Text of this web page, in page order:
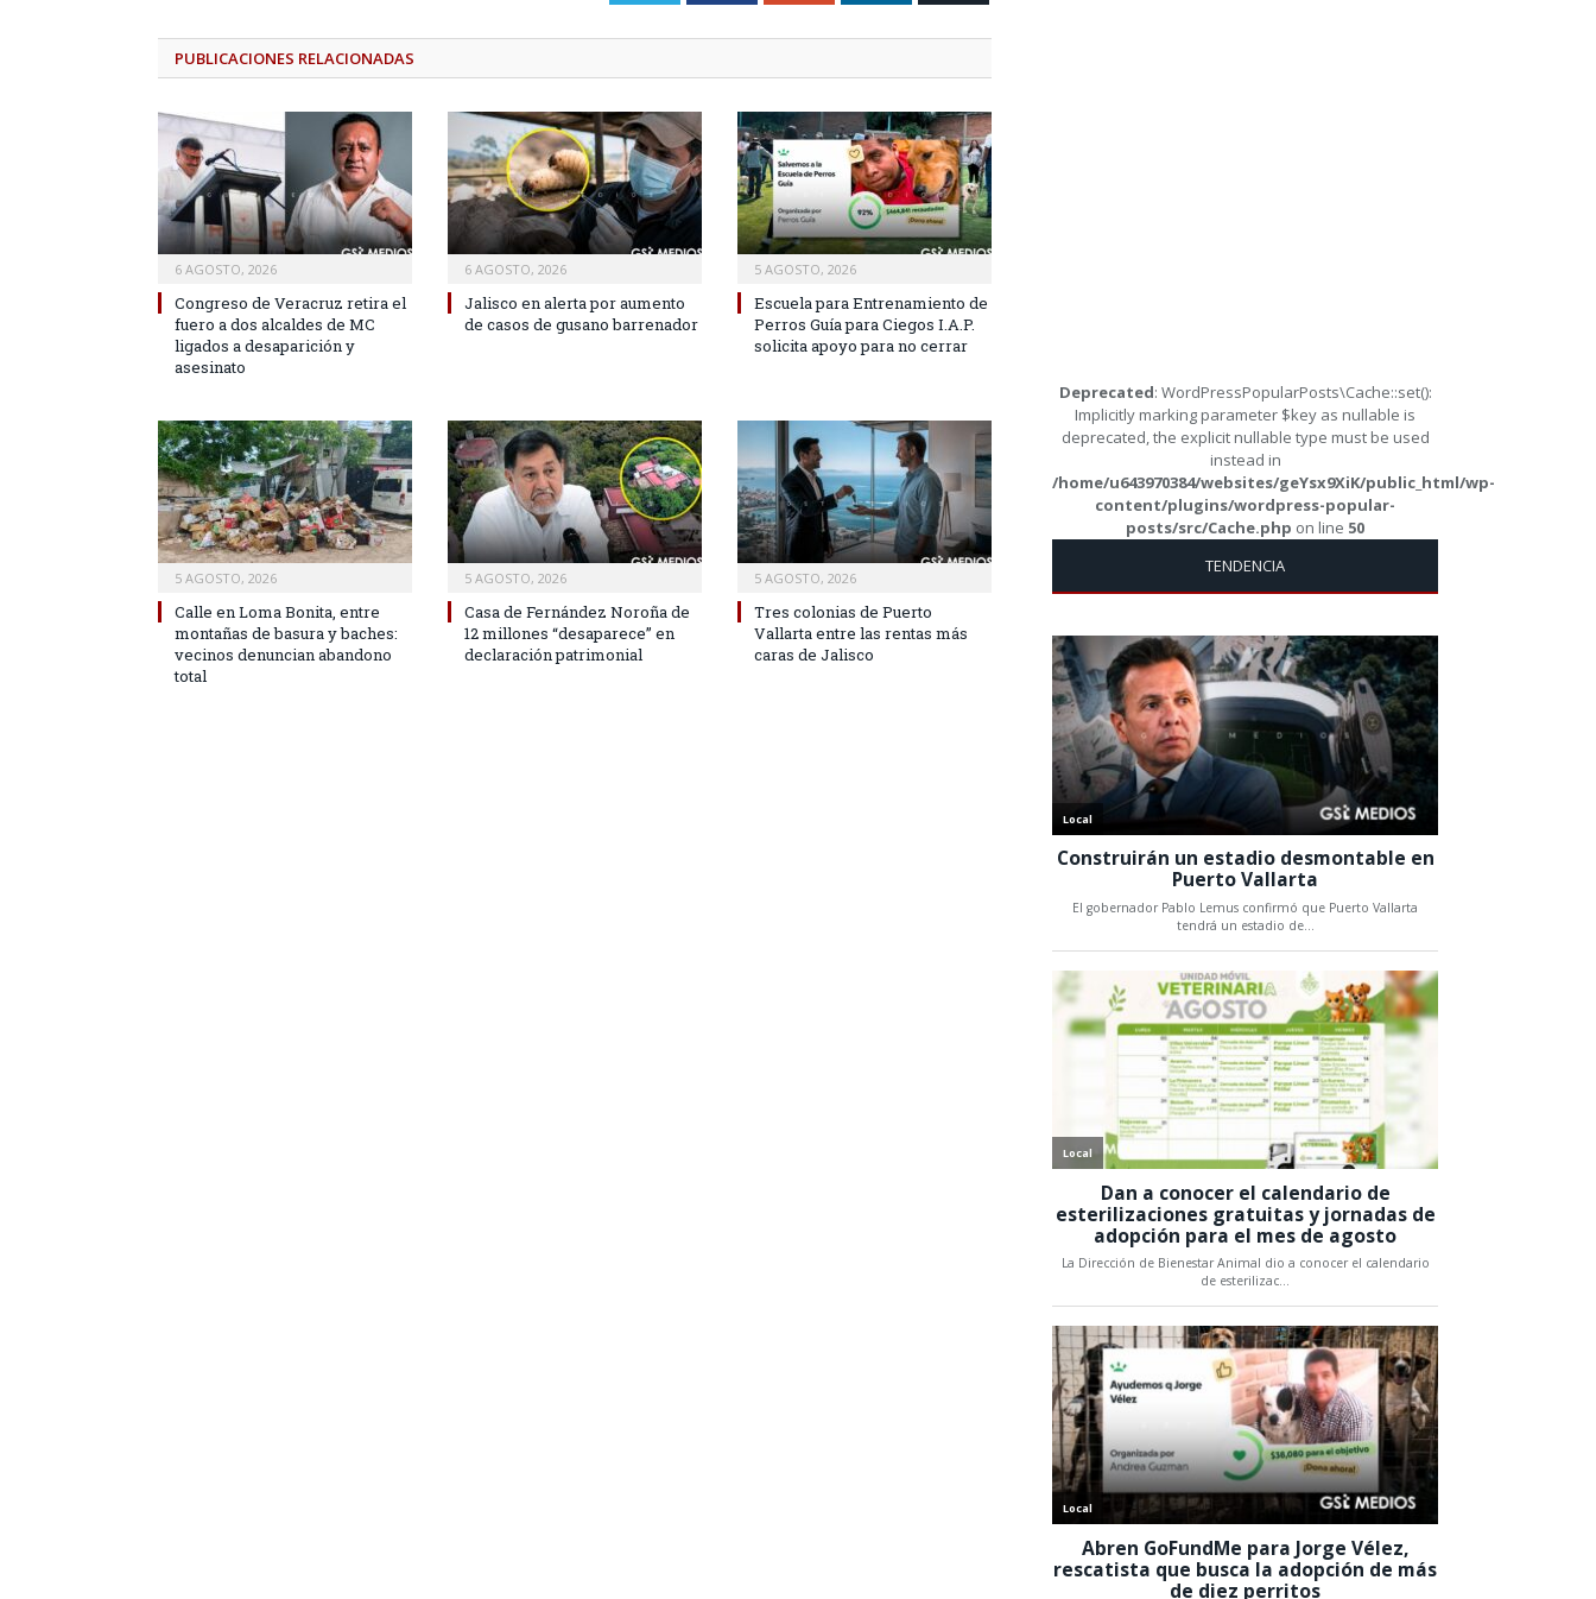
PUBLICACIONES RELACIONADAS
6 AGOSTO, 2026
Congreso de Veracruz retira el
fuero a dos alcaldes de MC
ligados a desaparición y
asesinato
6 AGOSTO, 2026
Jalisco en alerta por aumento
de casos de gusano barrenador
5 AGOSTO, 2026
Escuela para Entrenamiento de
Perros Guía para Ciegos I.A.P.
solicita apoyo para no cerrar
5 AGOSTO, 2026
Calle en Loma Bonita, entre
montañas de basura y baches:
vecinos denuncian abandono
total
5 AGOSTO, 2026
Casa de Fernández Noroña de
12 millones “desaparece” en
declaración patrimonial
5 AGOSTO, 2026
Tres colonias de Puerto
Vallarta entre las rentas más
caras de Jalisco
Deprecated: WordPressPopularPosts\Cache::set():
Implicitly marking parameter $key as nullable is
deprecated, the explicit nullable type must be used
instead in
/home/u643970384/websites/geYsx9XiK/public_html/wp-
content/plugins/wordpress-popular-
posts/src/Cache.php on line 50
TENDENCIA